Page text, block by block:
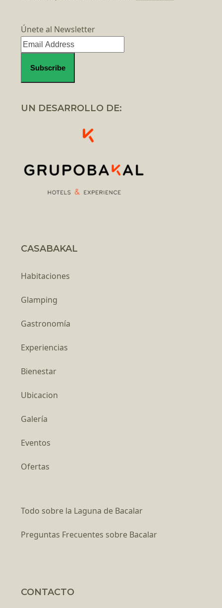
Únete al Newsletter
UN DESARROLLO DE:
CASABAKAL
Habitaciones
Glamping
Gastronomía
Experiencias
Bienestar
Ubicacion
Galería
Eventos
Ofertas
Todo sobre la Laguna de Bacalar
Preguntas Frecuentes sobre Bacalar
CONTACTO